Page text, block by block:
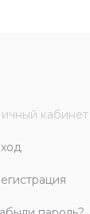
кабинет